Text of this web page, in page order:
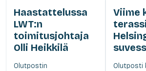
Haastattelussa
LWT:n
toimitusjohtaja
Olli Heikkilä
Olutpostin
Viime
Olutposti